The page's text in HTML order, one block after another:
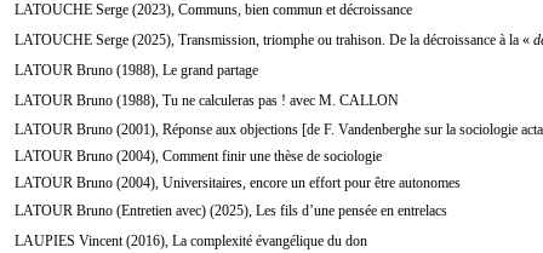
LATOUCHE Serge (2023), Communs, bien commun et décroissance
LATOUCHE Serge (2025), Transmission, triomphe ou trahison. De la décroissance à la «
LATOUR Bruno (1988), Le grand partage
LATOUR Bruno (1988), Tu ne calculeras pas ! avec M. CALLON
LATOUR Bruno (2001), Réponse aux objections [de F. Vandenberghe sur la sociologie
LATOUR Bruno (2004), Comment finir une thèse de sociologie
LATOUR Bruno (2004), Universitaires, encore un effort pour être autonomes
LATOUR Bruno (Entretien avec) (2025), Les fils d’une pensée en entrelacs
LAUPIES Vincent (2016), La complexité évangélique du don